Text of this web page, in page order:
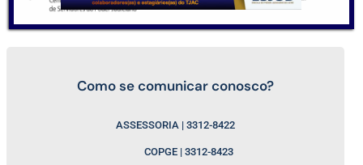
Como se comunicar conosco?
ASSESSORIA | 3312-8422
COPGE | 3312-8423